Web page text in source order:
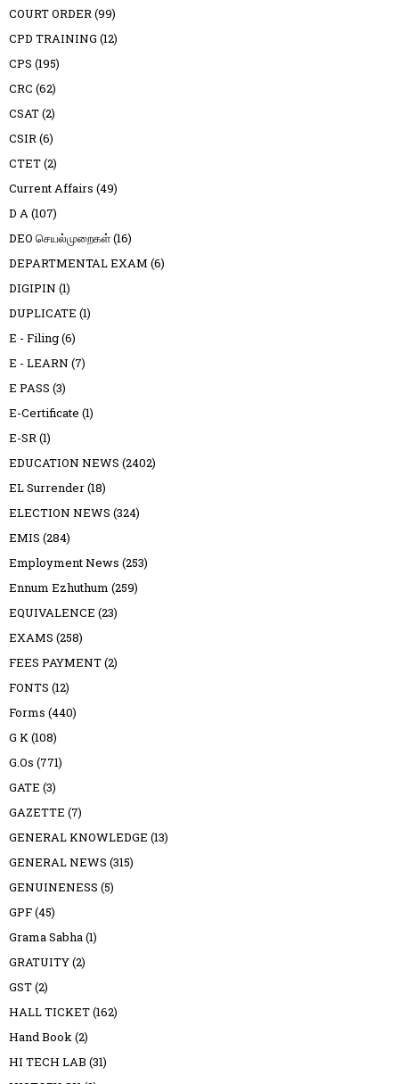
COURT ORDER(99)
CPD TRAINING (12)
CPS (195)
CRC (62)
CSAT(2)
CSIR(6)
CTET(2)
Current Affairs (49)
D A(107)
DEO செயல்முறைகள்(16)
DEPARTMENTAL EXAM (6)
DIGIPIN (1)
DUPLICATE (1)
E - Filing(6)
E - LEARN (7)
E PASS (3)
E-Certificate (1)
E-SR(1)
EDUCATION NEWS (2402)
EL Surrender(18)
ELECTION NEWS (324)
EMIS (284)
Employment News (253)
Ennum Ezhuthum (259)
EQUIVALENCE (23)
EXAMS (258)
FEES PAYMENT(2)
FONTS (12)
Forms (440)
G K(108)
G.Os (771)
GATE (3)
GAZETTE (7)
GENERAL KNOWLEDGE (13)
GENERAL NEWS (315)
GENUINENESS (5)
GPF(45)
Grama Sabha(1)
GRATUITY(2)
GST(2)
HALL TICKET(162)
Hand Book(2)
HI TECH LAB (31)